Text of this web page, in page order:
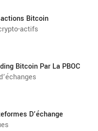
Bitcoin
actifs
Bitcoin Par La PBOC
D’échange